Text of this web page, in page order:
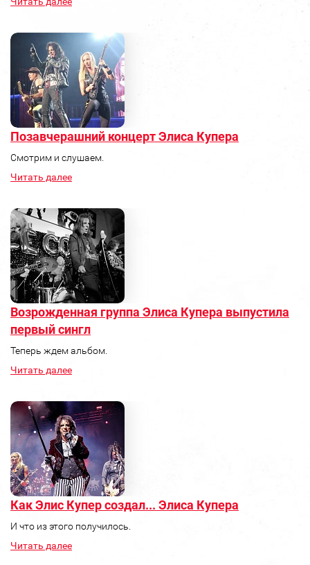
Позавчерашний концерт Элиса Купера
Смотрим и слушаем.
Читать далее
Возрожденная группа Элиса Купера выпустила
первый сингл
Теперь ждем альбом.
Читать далее
Как Элис Купер создал... Элиса Купера
И что из этого получилось.
Читать далее